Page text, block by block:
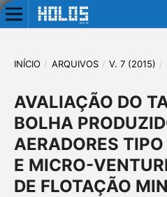
INÍCIO / ARQUIVOS / V. 7 (2015) /
AVALIAÇÃO DO
BOLHA
AERADORES
E MICRO-
DE FLOTAÇÃO